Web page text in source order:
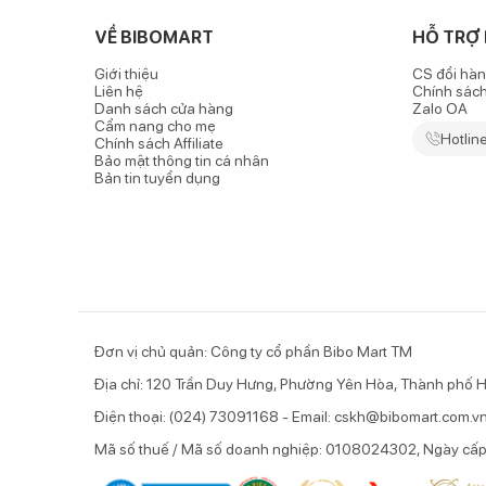
Chất vải mềm mại và an toàn với làn da
-Chăn lông tuyết màu hồng dễ thương
sử dụng
mẻ khi sử dụng vào mùa hè khi nằm trong phòng
- Cả 2 bề mặt chăn đều mềm mịn với lớp lông bền
- Đường may viền cẩn thận, tỉ mỉ làm nên nét thẩm
- Chăn có kích thước 100 x 140cm thoải mái để sử
phòng ngủ của bé thêm xinh xắn và nổi bật.
VỀ BIBOMART
Giới thiệu
Liên hệ
Danh sách cửa hàng
Cẩm nang cho mẹ
Chính sách Affiliate
Bảo mật thông tin cá nhân
Bản tin tuyển dụng
HỖ TRỢ
CS đổi
Chính
Zalo OA
Hotline
Đơn vị chủ quản: Công ty cổ phần Bibo Mart TM
Địa chỉ: 120 Trần Duy Hưng, Phường Yên Hòa, Thành phố
Điện thoại: (024) 73091168 - Email: cskh@bibomart.com.vn
Mã số thuế / Mã số doanh nghiệp: 0108024302, Ngày